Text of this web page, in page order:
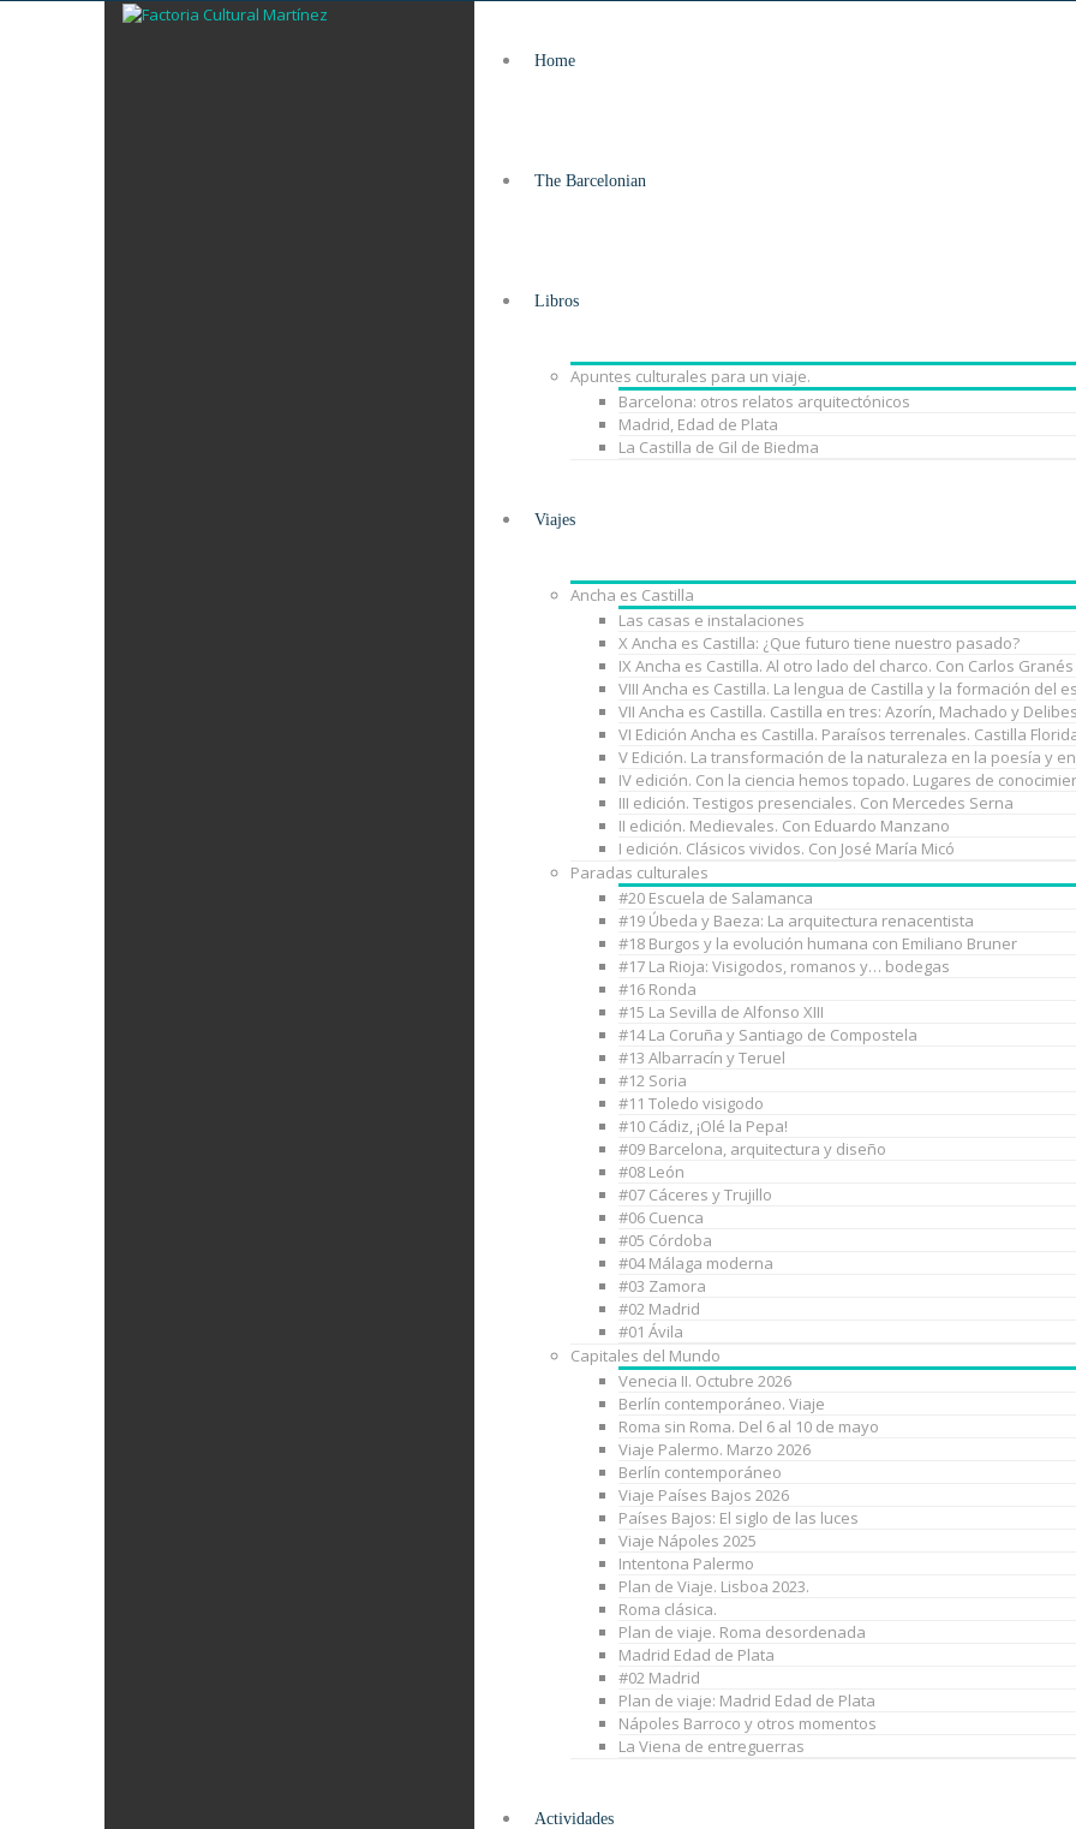
Home
The Barcelonian
Libros
Apuntes culturales para un viaje.
Barcelona: otros relatos arquitectónicos
Madrid, Edad de Plata
La Castilla de Gil de Biedma
Viajes
Ancha es Castilla
Las casas e instalaciones
X Ancha es Castilla: ¿Que futuro tiene nuestro pasado?
IX Ancha es Castilla. Al otro lado del charco. Con Carlos Granés
VIII Ancha es Castilla. La lengua de Castilla y la formación del
VII Ancha es Castilla. Castilla en tres: Azorín, Machado y
VI Edición Ancha es Castilla. Paraísos terrenales. Castilla
V Edición. La transformación de la naturaleza en la poesía y
IV edición. Con la ciencia hemos topado. Lugares de
III edición. Testigos presenciales. Con Mercedes Serna
II edición. Medievales. Con Eduardo Manzano
I edición. Clásicos vividos. Con José María Micó
Paradas culturales
#20 Escuela de Salamanca
#19 Úbeda y Baeza: La arquitectura renacentista
#18 Burgos y la evolución humana con Emiliano Bruner
#17 La Rioja: Visigodos, romanos y… bodegas
#16 Ronda
#15 La Sevilla de Alfonso XIII
#14 La Coruña y Santiago de Compostela
#13 Albarracín y Teruel
#12 Soria
#11 Toledo visigodo
#10 Cádiz, ¡Olé la Pepa!
#09 Barcelona, arquitectura y diseño
#08 León
#07 Cáceres y Trujillo
#06 Cuenca
#05 Córdoba
#04 Málaga moderna
#03 Zamora
#02 Madrid
#01 Ávila
Capitales del Mundo
Venecia II. Octubre 2026
Berlín contemporáneo. Viaje
Roma sin Roma. Del 6 al 10 de mayo
Viaje Palermo. Marzo 2026
Berlín contemporáneo
Viaje Países Bajos 2026
Países Bajos: El siglo de las luces
Viaje Nápoles 2025
Intentona Palermo
Plan de Viaje. Lisboa 2023.
Roma clásica.
Plan de viaje. Roma desordenada
Madrid Edad de Plata
#02 Madrid
Plan de viaje: Madrid Edad de Plata
Nápoles Barroco y otros momentos
La Viena de entreguerras
Actividades